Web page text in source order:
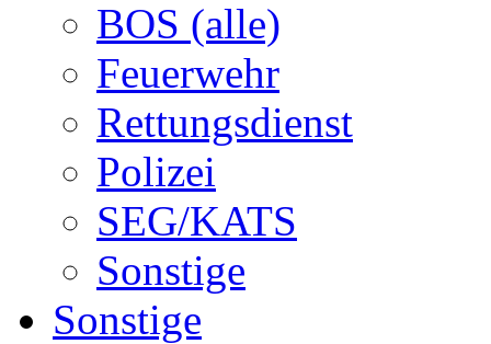
BOS (alle)
Feuerwehr
Rettungsdienst
Polizei
SEG/KATS
Sonstige
Sonstige